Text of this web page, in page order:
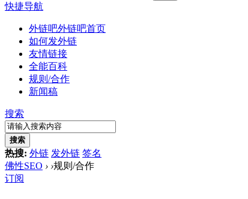
快捷导航
外链吧外链吧首页
如何发外链
友情链接
全能百科
规则/合作
新闻稿
搜索
搜索
热搜: 外链 发外链 签名
佛性SEO › ›规则/合作
订阅